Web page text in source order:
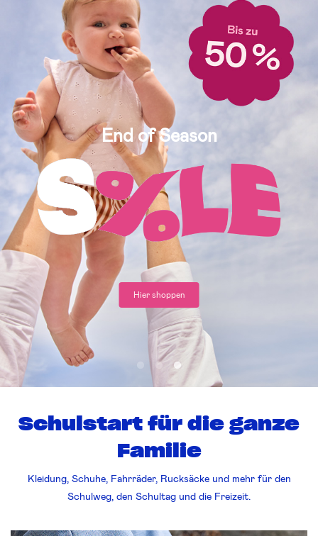
Bereit für den
Schulstart!
Hier entdecken
Schulstart für die ganze
Familie
Kleidung, Schuhe, Fahrräder, Rucksäcke und mehr für den
Schulweg, den Schultag und die Freizeit.